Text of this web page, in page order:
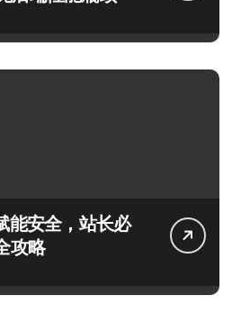
能安全，站长必
攻略